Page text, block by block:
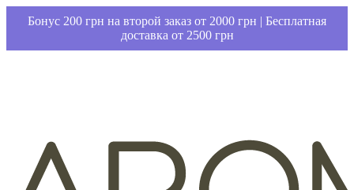
Бонус 200 грн на второй заказ от 2000 грн | Бесплатная
доставка от 2500 грн